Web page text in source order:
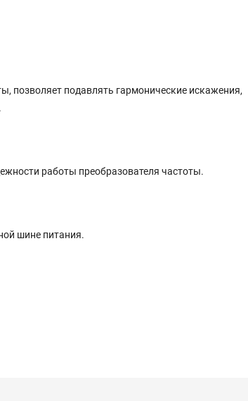
позволяет подавлять гармонические искажения,
работы преобразователя частоты.
шине питания.